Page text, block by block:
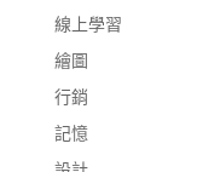
線上學習
繪圖
行銷
記憶